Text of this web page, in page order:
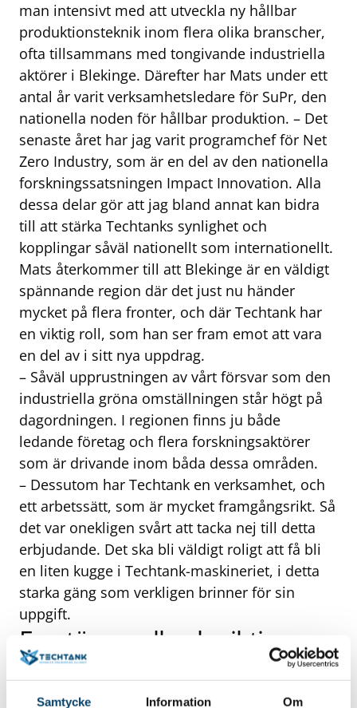
Samtycke Information Om
man intensivt med att utveckla ny hållbar
produktionsteknik inom flera olika branscher,
ofta tillsammans med tongivande industriella
aktörer i Blekinge. Därefter har Mats under ett
antal år varit verksamhetsledare för SuPr, den
nationella noden för hållbar produktion. – Det
senaste året har jag varit programchef för Net
Zero Industry, som är en del av den nationella
forskningssatsningen Impact Innovation. Alla
dessa delar gör att jag bland annat kan bidra
till att stärka Techtanks synlighet och
kopplingar såväl nationellt som internationellt.
Mats återkommer till att Blekinge är en väldigt
spännande region där det just nu händer
mycket på flera fronter, och där Techtank har
en viktig roll, som han ser fram emot att vara
en del av i sitt nya uppdrag.
– Såväl upprustningen av vårt försvar som den
industriella gröna omställningen står högt på
dagordningen. I regionen finns ju både
ledande företag och flera forskningsaktörer
som är drivande inom båda dessa områden.
– Dessutom har Techtank en verksamhet, och
ett arbetssätt, som är mycket framgångsrikt. Så
det var onekligen svårt att tacka nej till detta
erbjudande. Det ska bli väldigt roligt att få bli
en liten kugge i Techtank-maskineriet, i detta
starka gäng som verkligen brinner för sin
uppgift.
En större roll och viktig
drivkraft framåt